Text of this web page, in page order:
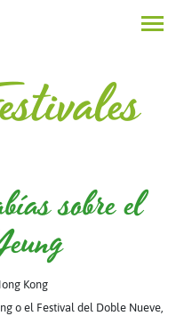
sobre el
Kong
o el Festival del Doble Nueve,